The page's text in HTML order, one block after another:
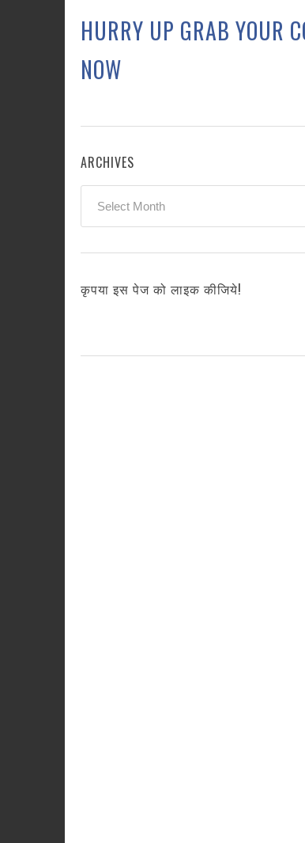
HURRY UP GRAB YOUR
NOW
ARCHIVES
कृपया इस पेज को लाइक कीजिये!